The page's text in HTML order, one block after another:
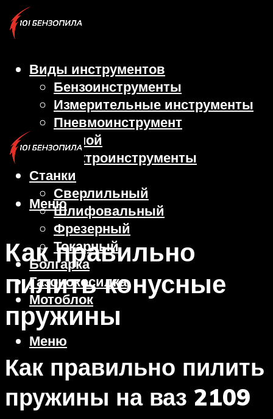
Виды инструментов
Бензоинструменты
Измерительные инструменты
Пневмоинструмент
Ручной
Электроинструменты
Станки
Сверлильный
Шлифовальный
Фрезерный
Токарный
Болгарка
Газонокосилка
Мотоблок
Меню
Меню
Как правильно
пилить конусные
пружины
Как правильно пилить
пружины на ваз 2109